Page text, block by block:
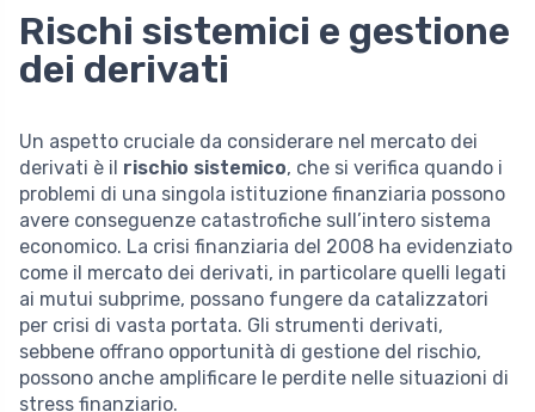
Rischi sistemici e gestione
dei derivati
Un aspetto cruciale da considerare nel mercato dei
derivati è il rischio sistemico, che si verifica quando i
problemi di una singola istituzione finanziaria possono
avere conseguenze catastrofiche sull’intero sistema
economico. La crisi finanziaria del 2008 ha evidenziato
come il mercato dei derivati, in particolare quelli legati
ai mutui subprime, possano fungere da catalizzatori
per crisi di vasta portata. Gli strumenti derivati,
sebbene offrano opportunità di gestione del rischio,
possono anche amplificare le perdite nelle situazioni di
stress finanziario.